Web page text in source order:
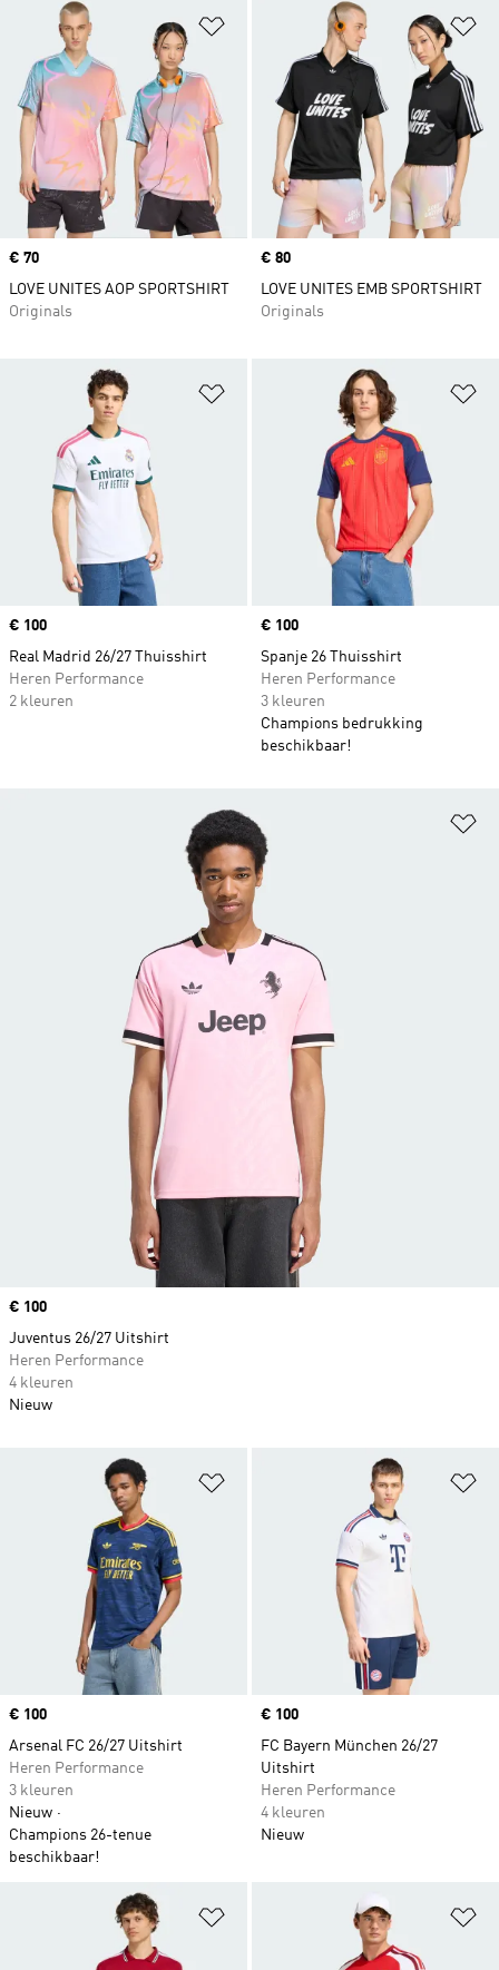
Op verlanglijst zetten
Price
€ 70
LOVE UNITES AOP SPORTSHIRT
Originals
Price
€ 80
LOVE UNITES EMB SPORTSHIRT
Originals
Op verlanglijst zetten
Price
€ 100
Real Madrid 26/27 Thuisshirt
Heren Performance
2 kleuren
Price
€ 100
Spanje 26 Thuisshirt
Heren Performance
3 kleuren
Champions bedrukking
beschikbaar!
Op verlanglijst zetten
Price
€ 100
Arsenal FC 26/27 Uitshirt
Heren Performance
3 kleuren
Nieuw
Champions 26-tenue
beschikbaar!
Price
€ 100
FC Bayern München 26/27
Uitshirt
Heren Performance
4 kleuren
Nieuw
Op verlanglijst zetten
Price
€ 100
Juventus 26/27 Uitshirt
Heren Performance
4 kleuren
Nieuw